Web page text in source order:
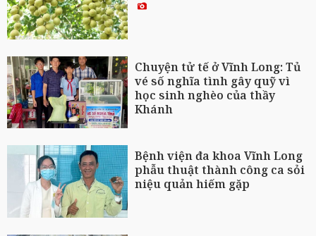
Chuyện tử tế ở Vĩnh Long: Tủ
vé số nghĩa tình gây quỹ vì
học sinh nghèo của thầy
Khánh
Bệnh viện đa khoa Vĩnh Long
phẫu thuật thành công ca sỏi
niệu quản hiếm gặp